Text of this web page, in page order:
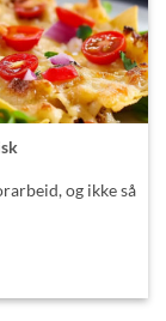
og ikke så